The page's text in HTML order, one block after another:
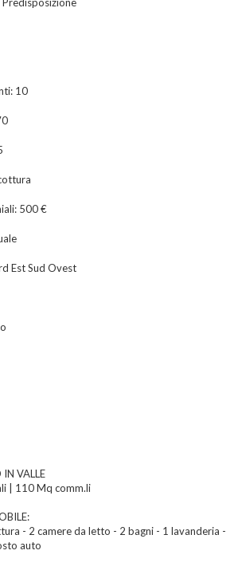
10
500 €
Est Sud Ovest
VALLE
| 110 Mq comm.li
- 2 camere da letto - 2 bagni - 1 lavanderia -
auto